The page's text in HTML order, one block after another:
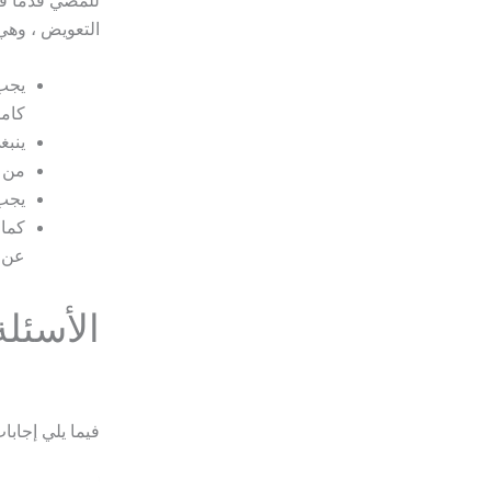
التعويض ،
من
عن
فيما يلي